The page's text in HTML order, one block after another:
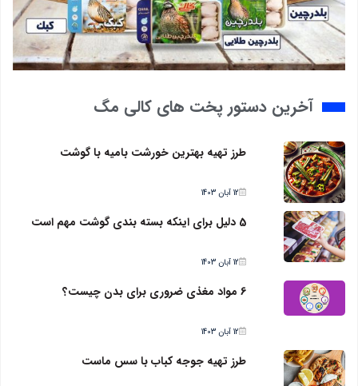
آخرین دستور پخت های کالی مگ
طرز تهیه بهترین خورشت بامیه با گوشت
12 آبان 1403
5 دلیل برای اینکه بسته بندی گوشت مهم است
12 آبان 1403
6 مواد مغذی ضروری برای بدن چیست؟
12 آبان 1403
طرز تهیه جوجه کباب با سس ماست